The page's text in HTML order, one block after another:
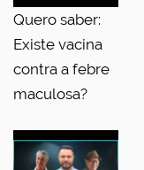
Quero saber:
Existe vacina
contra a febre
maculosa?